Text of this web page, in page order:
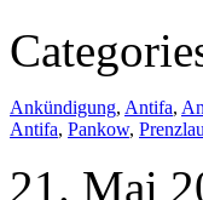
Ankündigung, Antifa,
Antifa, Pankow,
21. Mai